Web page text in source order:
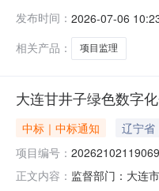
工程信息网、辽
发布时间： 2026-07-06
相关产品：
项目监理
大连甘井子绿色数字
中标｜中标通知 辽宁省
项目编号：
正文内容： 监督部门：大连